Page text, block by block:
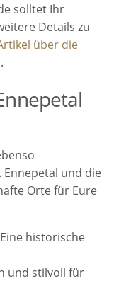
solltet Ihr
Details zu
über die
.
und die
Orte für Eure
historische
und stilvoll für